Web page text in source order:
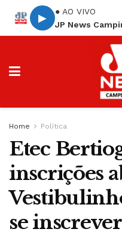
▶
● AO VIVO
JP News
Home Política
Etec
inscrições
se inscrever